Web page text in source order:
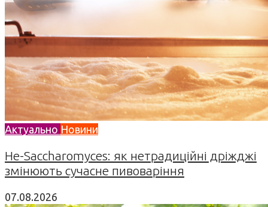
Актуально Новини
Не-Saccharomyces: як нетрадиційні дріжджі
змінюють сучасне пивоваріння
07.08.2026